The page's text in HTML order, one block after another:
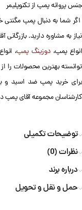
جنس پروانه پمپ از تکنوپلیمر
اگر شما به دنبال پمپ مگنتی
نیاز به مشاوره دارید.
انواع پمپ،دوزینگ پمپ،
توانسته بهترین محصولات را
برای خرید پمپ ضد اسید و
کارشناسان مجموعه آقای پمپ
توضیحات تکمیلی
نظرات (0)
درباره برند
حمل و نقل و تحویل